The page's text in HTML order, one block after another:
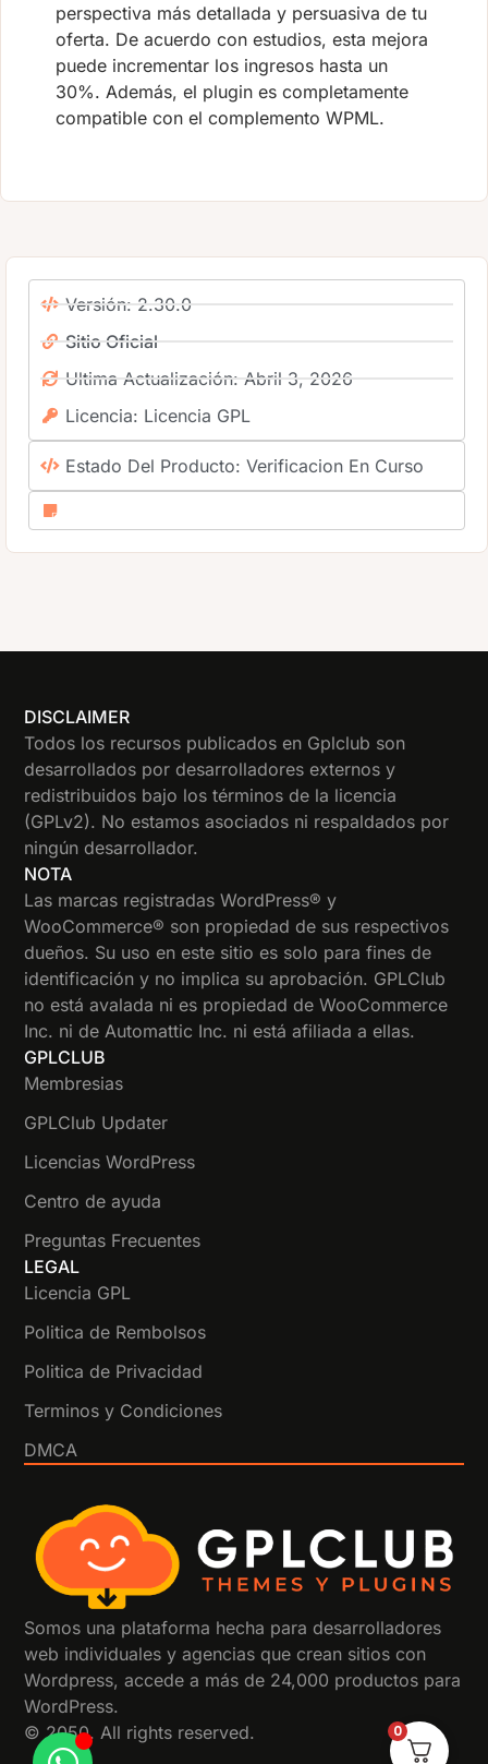
perspectiva más detallada y persuasiva de tu
oferta. De acuerdo con estudios, esta mejora
puede incrementar los ingresos hasta un
30%. Además, el plugin es completamente
compatible con el complemento WPML.
Versión: 2.30.0
Sitio Oficial
Ultima Actualización: Abril 3, 2026
Licencia: Licencia GPL
Estado Del Producto: Verificacion En Curso
DISCLAIMER
Todos los recursos publicados en Gplclub son
desarrollados por desarrolladores externos y
redistribuidos bajo los términos de la licencia
(GPLv2). No estamos asociados ni respaldados por
ningún desarrollador.
NOTA
Las marcas registradas WordPress® y
WooCommerce® son propiedad de sus respectivos
dueños. Su uso en este sitio es solo para fines de
identificación y no implica su aprobación. GPLClub
no está avalada ni es propiedad de WooCommerce
Inc. ni de Automattic Inc. ni está afiliada a ellas.
GPLCLUB
Membresias
GPLClub Updater
Licencias WordPress
Centro de ayuda
Preguntas Frecuentes
LEGAL
Licencia GPL
Politica de Rembolsos
Politica de Privacidad
Terminos y Condiciones
DMCA
Somos una plataforma hecha para desarrolladores
web individuales y agencias que crean sitios con
Wordpress, accede a más de 24,000 productos para
WordPress.
© 2050. All rights reserved.
0